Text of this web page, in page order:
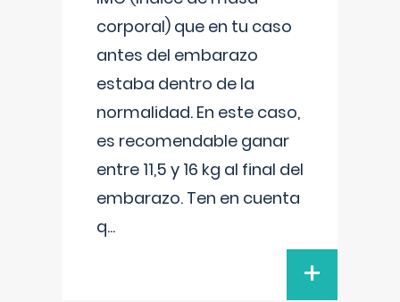
corporal) que en tu caso
antes del embarazo
estaba dentro de la
normalidad. En este caso,
es recomendable ganar
entre 11,5 y 16 kg al final del
embarazo. Ten en cuenta
q...
+